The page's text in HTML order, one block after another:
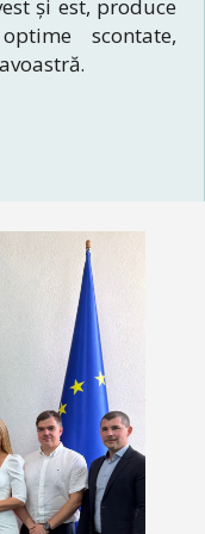
şi est, produce
scontate,